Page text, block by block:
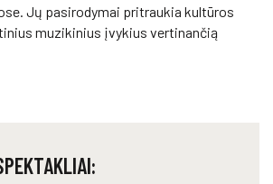
Jų pasirodymai pritraukia kultūros
muzikinius įvykius vertinančią